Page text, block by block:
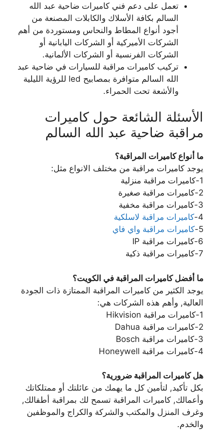
تعمل على دعم فني كاميرات ضاحية عبد الله
السالم بكافة الأسلاك والكابلات المصنعة من
أجود أنواع المطاط والنحاس ومستوردة من أهم
الشركات الأميركية أو الشركات اليابانية أو
الشركات الفرنسية أو الشركات الألمانية.
تركيب كاميرات مراقبة للسيارات في ضاحية عبد
الله السالم متوافرة بمصابيح led للرؤية الليلية
والأشعة تحت الحمراء.
الأسئلة الشائعة حول كاميرات
مراقبة ضاحية عبد الله السالم
ما أنواع كاميرات المراقبة؟
يوجد كاميرات مراقبة من مختلف الانواع مثل:
1-كاميرات مراقبة منزلية
2-كاميرات مراقبة صغيرة
3-كاميرات مراقبة مخفية
4- كاميرات مراقبة لاسلكية
5- كاميرات مراقبة واي فاي
6-كاميرات مراقبة IP
7-كاميرات مراقبة ذكية
ما أفضل كاميرات المراقبة في الكويت؟
يوجد الكثير من كاميرات المراقبة الممتازة ذات الجودة
العالية, وأهم هذه الشركات هي:
1-كاميرات مراقبة Hikvision
2-كاميرات مراقبة Dahua
3-كاميرات مراقبة Bosch
4-كاميرات مراقبة Honeywell
هل كاميرات المراقبة ضرورية؟
بكل تأكيد, لتأمين كل ما يهمك من عائلتك أو ممتلكاتك
وأعمالك, كاميرات المراقبة تسمح لك بمراقبة أطفالك,
وغرف المنزل والمكتب والشركة والكراج والموظفين
والخدم.